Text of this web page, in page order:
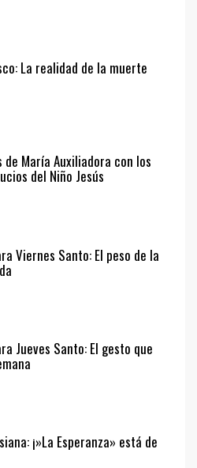
La realidad de la muerte
de María Auxiliadora con los
del Niño Jesús
Viernes Santo: El peso de la
Jueves Santo: El gesto que
¡»La Esperanza» está de